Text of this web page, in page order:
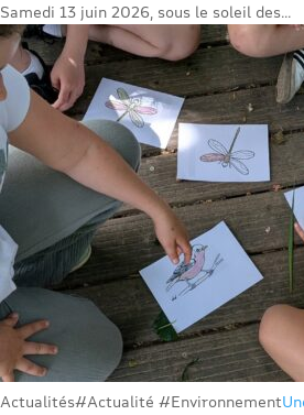
Samedi 13 juin 2026, sous le soleil des...
Actualités#Actualité #Environnement